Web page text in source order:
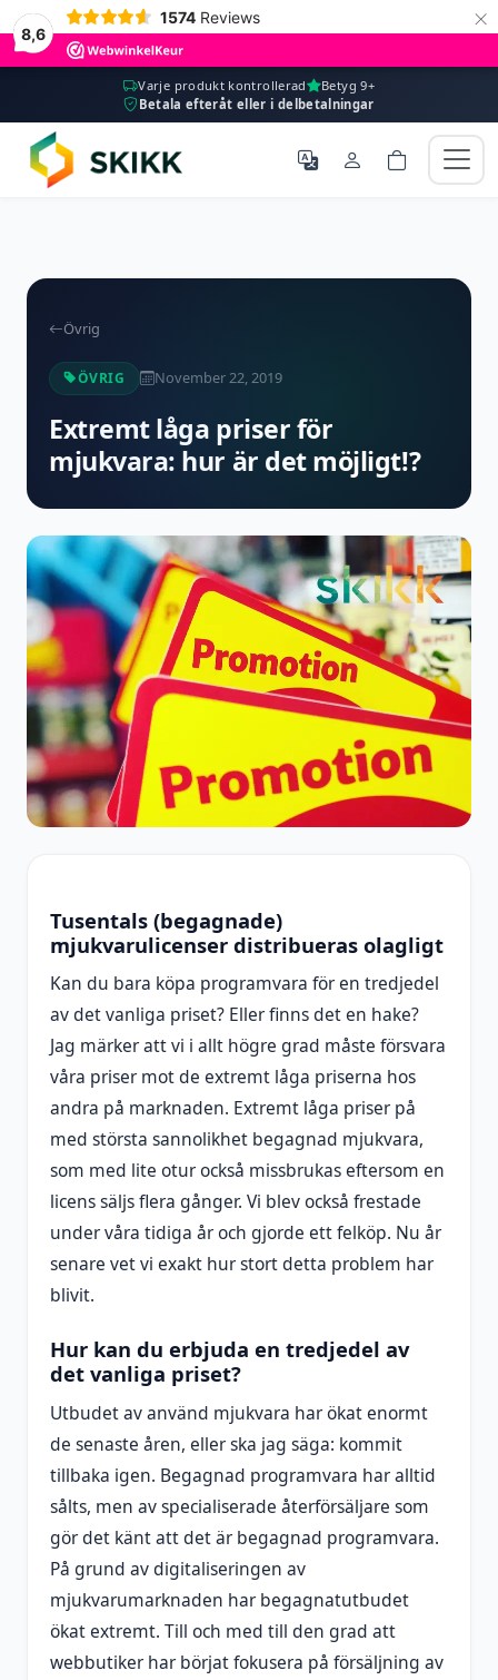
8,6
1574 Reviews ×
Varje produkt kontrollerad
Betyg 9+
Betala efteråt eller i delbetalningar
Övrig
ÖVRIG November 22, 2019
Extremt låga priser för
mjukvara: hur är det möjligt!?
Tusentals (begagnade)
mjukvarulicenser distribueras olagligt
Kan du bara köpa programvara för en tredjedel
av det vanliga priset? Eller finns det en hake?
Jag märker att vi i allt högre grad måste försvara
våra priser mot de extremt låga priserna hos
andra på marknaden. Extremt låga priser på
med största sannolikhet begagnad mjukvara,
som med lite otur också missbrukas eftersom en
licens säljs flera gånger. Vi blev också frestade
under våra tidiga år och gjorde ett felköp. Nu år
senare vet vi exakt hur stort detta problem har
blivit.
Hur kan du erbjuda en tredjedel av
det vanliga priset?
Utbudet av använd mjukvara har ökat enormt
de senaste åren, eller ska jag säga: kommit
tillbaka igen. Begagnad programvara har alltid
sålts, men av specialiserade återförsäljare som
gör det känt att det är begagnad programvara.
På grund av digitaliseringen av
mjukvarumarknaden har begagnatutbudet
ökat extremt. Till och med till den grad att
webbutiker har börjat fokusera på försäljning av